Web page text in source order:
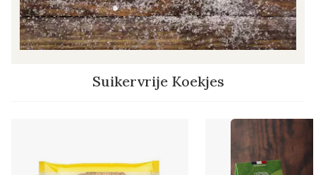
Suikervrije Koekjes